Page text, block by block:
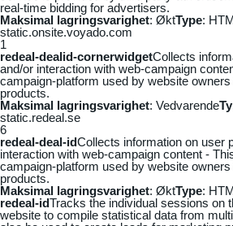
real-time bidding for advertisers.
Maksimal lagringsvarighet: ØktType:
static.onsite.voyado.com
1
redeal-dealid-cornerwidgetCollects
and/or interaction with web-campaign
campaign-platform used by website
products.
Maksimal lagringsvarighet: Vedvarende
static.redeal.se
6
redeal-deal-idCollects information on user
interaction with web-campaign content -
campaign-platform used by website
products.
Maksimal lagringsvarighet: ØktType:
redeal-idTracks the individual sessions on
website to compile statistical data from